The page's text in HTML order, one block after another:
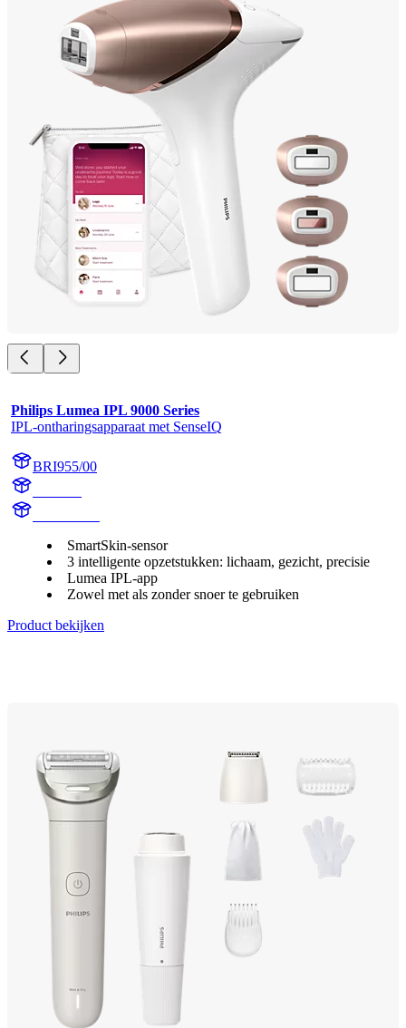
Philips Lumea IPL 9000 Series
IPL-ontharingsapparaat met SenseIQ
BRI955/00
SmartSkin-sensor
3 intelligente opzetstukken: lichaam, gezicht, precisie
Lumea IPL-app
Zowel met als zonder snoer te gebruiken
Product bekijken